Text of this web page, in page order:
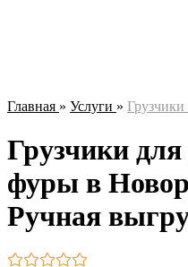
Главная » Услуги » Грузчики
Грузчики для
фуры в
Ручная